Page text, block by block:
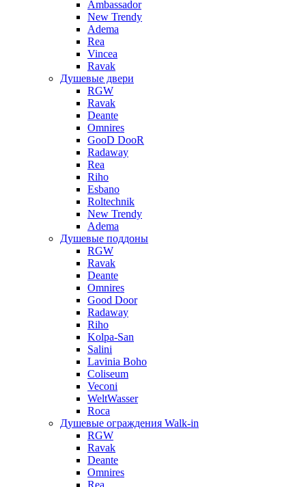
Ambassador
New Trendy
Adema
Rea
Vincea
Ravak
Душевые двери
RGW
Ravak
Deante
Omnires
GooD DooR
Radaway
Rea
Riho
Esbano
Roltechnik
New Trendy
Adema
Душевые поддоны
RGW
Ravak
Deante
Omnires
Good Door
Radaway
Riho
Kolpa-San
Salini
Lavinia Boho
Coliseum
Veconi
WeltWasser
Roca
Душевые ограждения Walk-in
RGW
Ravak
Deante
Omnires
Rea